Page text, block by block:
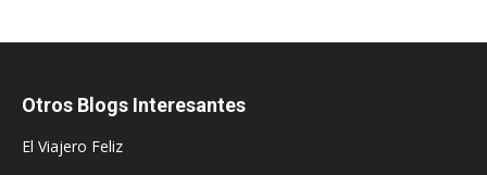
Otros Blogs Interesantes
El Viajero Feliz